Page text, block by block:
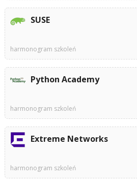
SUSE
harmonogram szkoleń
Python Academy
harmonogram szkoleń
Extreme Networks
harmonogram szkoleń